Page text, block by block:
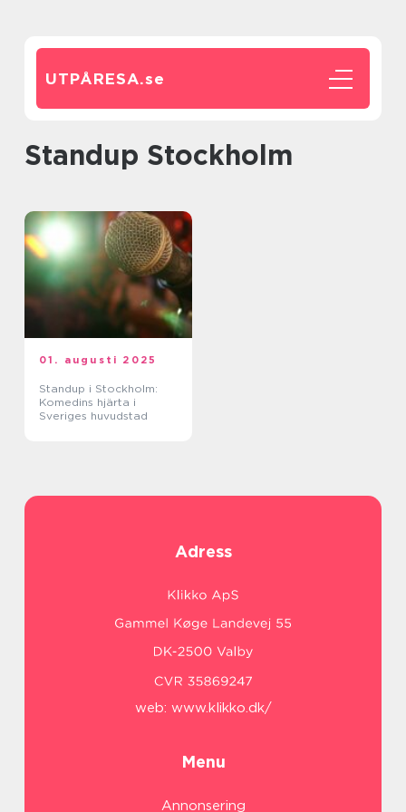
UTPÅRESA.se
Standup Stockholm
01. augusti 2025
Standup i Stockholm:
Komedins hjärta i
Sveriges huvudstad
Adress
web: www.klikko.dk/
Menu
Annonsering